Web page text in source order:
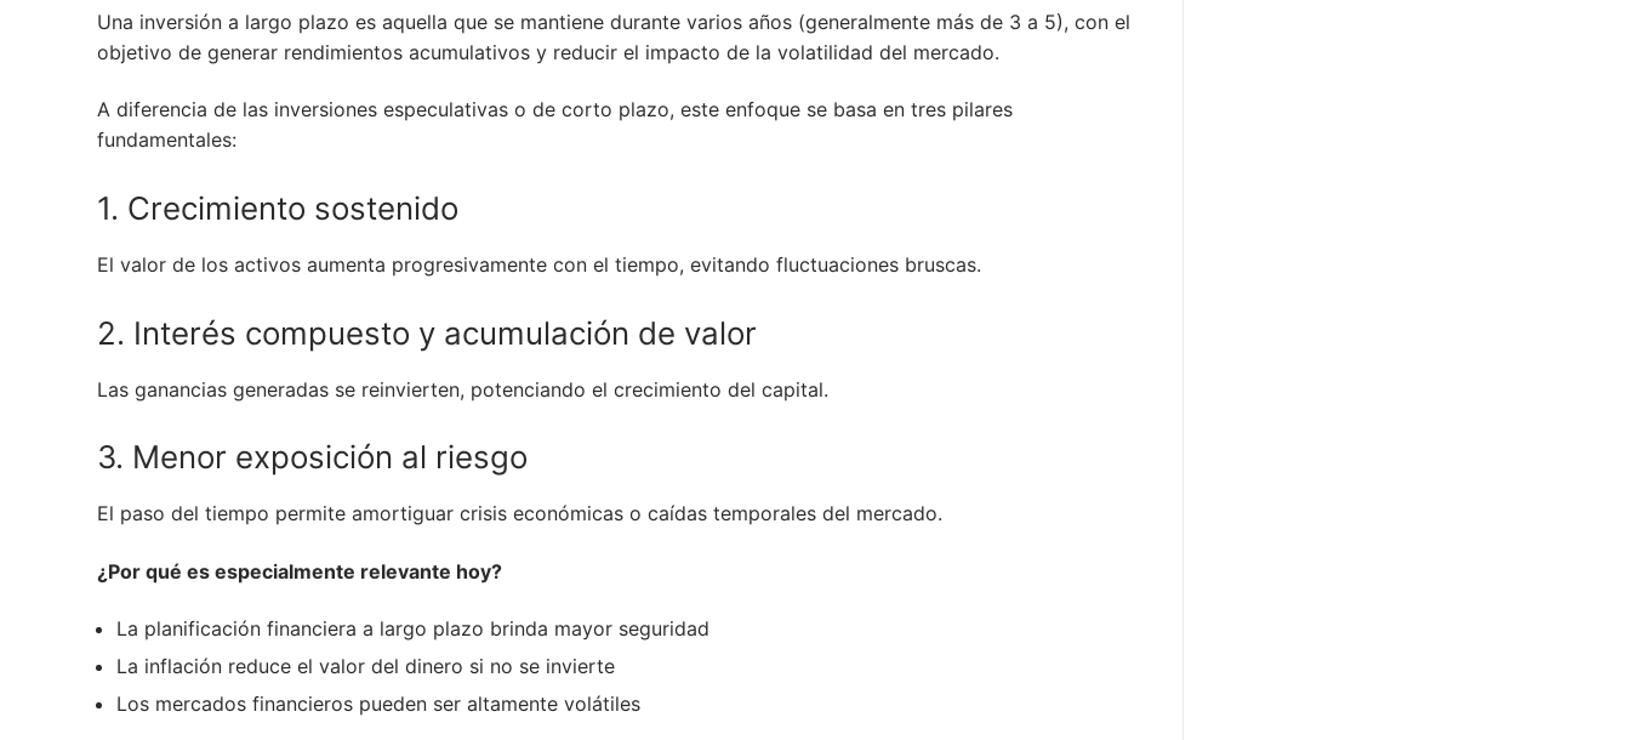
Una inversión a largo plazo es aquella que se mantiene durante varios años (generalmente más de 3 a 5), con el
objetivo de generar rendimientos acumulativos y reducir el impacto de la volatilidad del mercado.
A diferencia de las inversiones especulativas o de corto plazo, este enfoque se basa en tres pilares
fundamentales:
1. Crecimiento sostenido
El valor de los activos aumenta progresivamente con el tiempo, evitando fluctuaciones bruscas.
2. Interés compuesto y acumulación de valor
Las ganancias generadas se reinvierten, potenciando el crecimiento del capital.
3. Menor exposición al riesgo
El paso del tiempo permite amortiguar crisis económicas o caídas temporales del mercado.
¿Por qué es especialmente relevante hoy?
La planificación financiera a largo plazo brinda mayor seguridad
La inflación reduce el valor del dinero si no se invierte
Los mercados financieros pueden ser altamente volátiles